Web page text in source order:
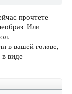
прочтете
Или
в вашей голове,
в виде